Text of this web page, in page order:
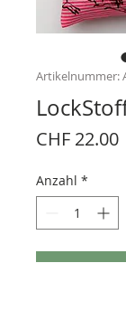
Artikelnummer:
CHF 22.00
Anzahl *
In